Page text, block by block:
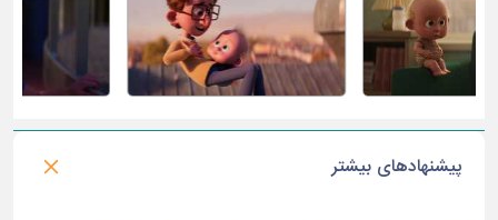
پیشنهادهای بیشتر